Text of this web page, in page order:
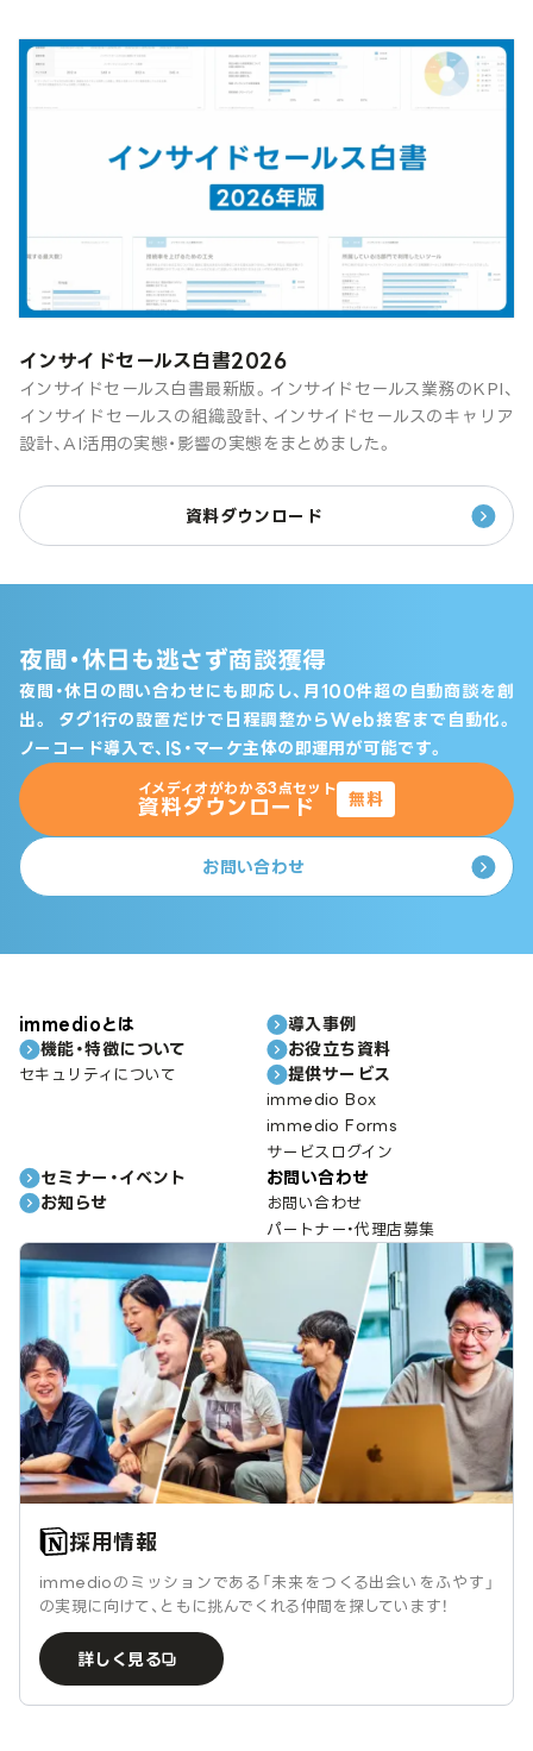
インサイドセールス白書2026
インサイドセールス白書最新版。インサイドセールス業務のKPI、
インサイドセールスの組織設計、インサイドセールスのキャリア
設計、AI活用の実態・影響の実態をまとめました。
資料ダウンロード
夜間・休日も逃さず商談獲得
夜間・休日の問い合わせにも即応し、月100件超の自動商談を創
出。
タグ1行の設置だけで日程調整からWeb接客まで自動化。
ノーコード導入で、IS・マーケ主体の即運用が可能です。
イメディオがわかる3点セット
資料ダウンロード 無料
お問い合わせ
immedioとは
機能・特徴について
セキュリティについて
導入事例
お役立ち資料
提供サービス
immedio Box
immedio Forms
サービスログイン
セミナー・イベント
お知らせ
お問い合わせ
お問い合わせ
パートナー・代理店募集
採用情報
immedioのミッションである「未来をつくる出会いをふやす」
の実現に向けて、ともに挑んでくれる仲間を探しています！
詳しく見る